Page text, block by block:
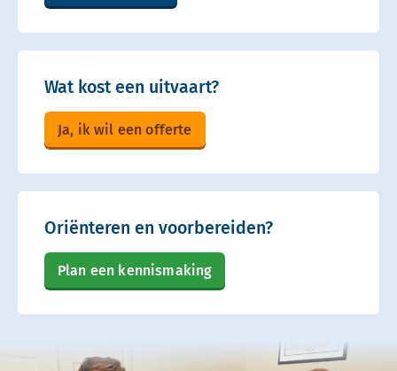
Wat kost een uitvaart?
Ja, ik wil een offerte
Oriënteren en voorbereiden?
Plan een kennismaking